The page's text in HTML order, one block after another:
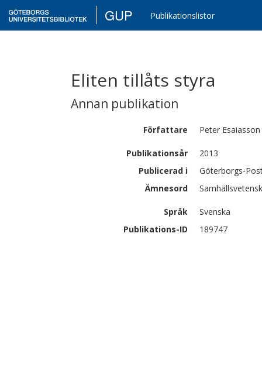
GUP Publikationslistor
Eliten tillåts styra
Annan publikation
Författare Peter Esaiasson
Publikationsår
2013
Publicerad i
Göterborgs-
Ämnesord
Språk
Svenska
Publikations-ID
189747